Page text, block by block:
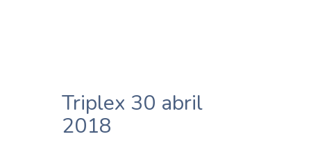
Triplex 30 abril
2018